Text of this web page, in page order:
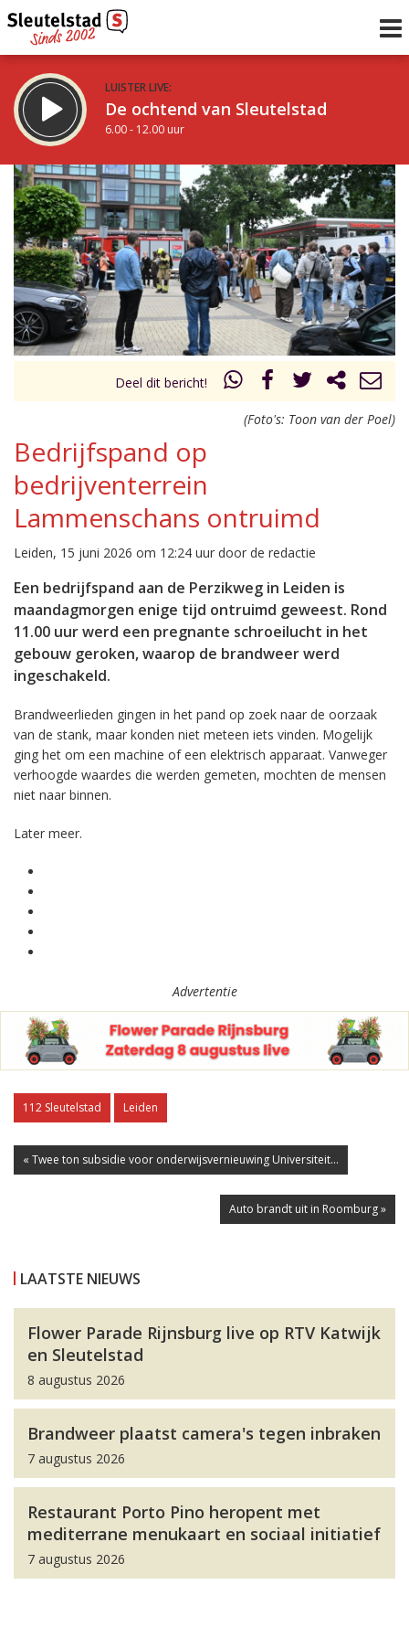
LUISTER LIVE:
De ochtend van Sleutelstad
6.00 - 12.00 uur
STRAKS:
De middag van Sleutelstad
12.00 - 17.00 uur
Vorig uur
uur 1 van 0 Volgend uur
Inklappen
Deel dit bericht!
(Foto's: Toon van der Poel)
Bedrijfspand op
bedrijventerrein
Lammenschans ontruimd
Leiden, 15 juni 2026 om 12:24 uur door de redactie
Een bedrijfspand aan de Perzikweg in Leiden is
maandagmorgen enige tijd ontruimd geweest. Rond
11.00 uur werd een pregnante schroeilucht in het
gebouw geroken, waarop de brandweer werd
ingeschakeld.
Brandweerlieden gingen in het pand op zoek naar de oorzaak
van de stank, maar konden niet meteen iets vinden. Mogelijk
ging het om een machine of een elektrisch apparaat. Vanweger
verhoogde waardes die werden gemeten, mochten de mensen
niet naar binnen.
Later meer.
Advertentie
112 Sleutelstad Leiden
« Twee ton subsidie voor onderwijsvernieuwing Universiteit...
Auto brandt uit in Roomburg »
LAATSTE NIEUWS
Flower Parade Rijnsburg live op RTV Katwijk
en Sleutelstad
8 augustus 2026
Brandweer plaatst camera's tegen inbraken
7 augustus 2026
Restaurant Porto Pino heropent met
mediterrane menukaart en sociaal initiatief
7 augustus 2026